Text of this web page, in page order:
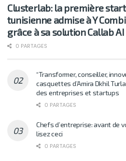
Clusterlab: la première
tunisienne admise à Y
grâce à sa solution Callab AI
0 PARTAGES
“Transformer, conseiller,
casquettes d’Amira Dkhil
des entreprises et startups
0 PARTAGES
Chefs d’entreprise: avant de
lisez ceci
0 PARTAGES